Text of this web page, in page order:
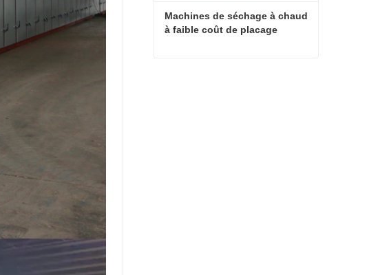
Machines de séchage à chaud
à faible coût de placage